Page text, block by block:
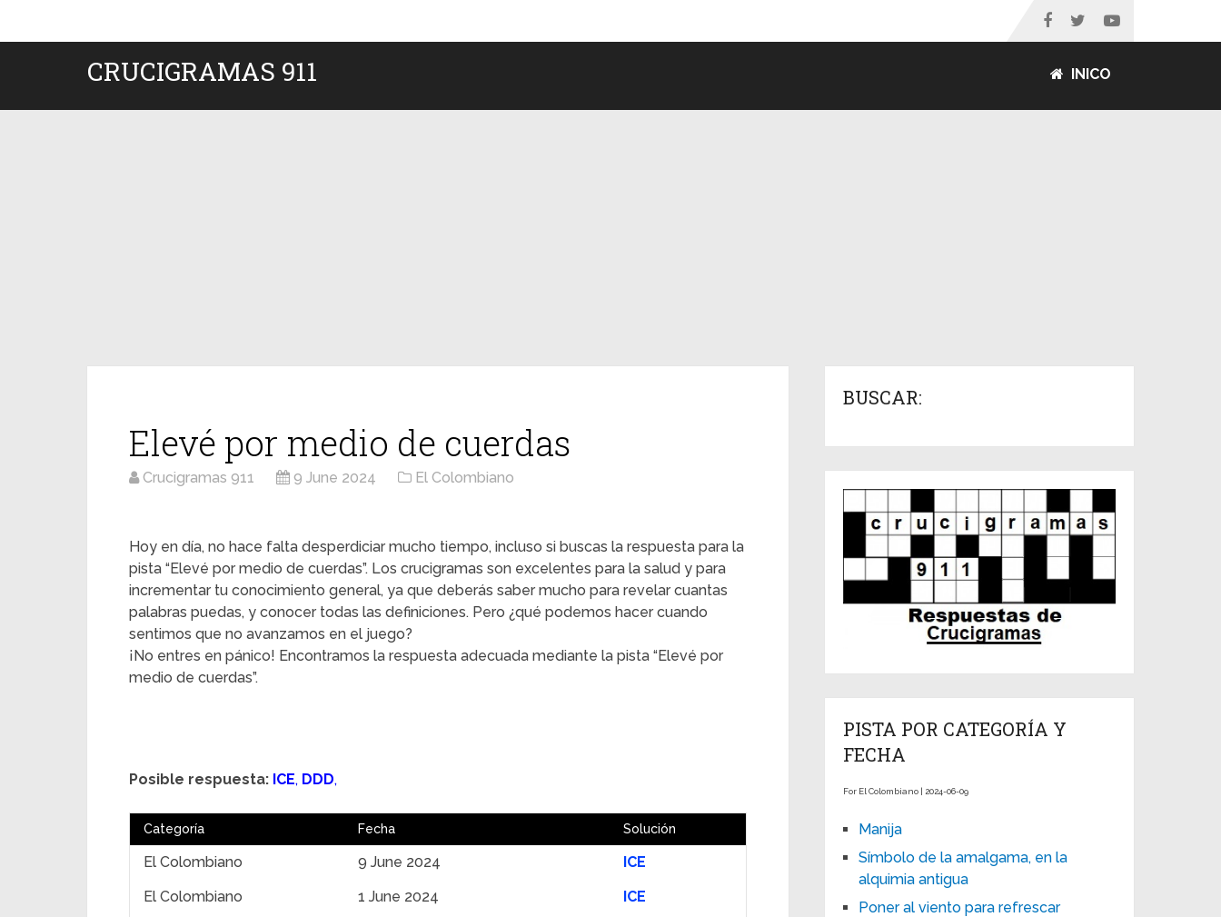
CRUCIGRAMAS 911 INICO
Elevé por medio de cuerdas
Crucigramas 911 9 June 2024 El Colombiano
Hoy en día, no hace falta desperdiciar mucho tiempo, incluso si buscas la respuesta para la
pista “Elevé por medio de cuerdas”. Los crucigramas son excelentes para la salud y para
incrementar tu conocimiento general, ya que deberás saber mucho para revelar cuantas
palabras puedas, y conocer todas las definiciones. Pero ¿qué podemos hacer cuando
sentimos que no avanzamos en el juego?
¡No entres en pánico! Encontramos la respuesta adecuada mediante la pista “Elevé por
medio de cuerdas”.
Posible respuesta: ICE, DDD,
Categoría Fecha Solución
El Colombiano 9 June 2024
ICE
El Colombiano
1 June 2024
ICE
BUSCAR:
PISTA POR CATEGORÍA Y
FECHA
For El Colombiano | 2024-06-09
Manija
Símbolo de la amalgama, en la
alquimia antigua
Poner al viento para refrescar